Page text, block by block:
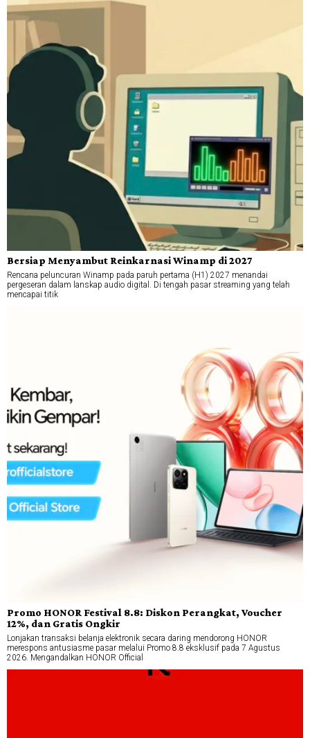
Bersiap Menyambut Reinkarnasi Winamp di 2027
Rencana peluncuran Winamp pada paruh pertama (H1) 2027 menandai
pergeseran dalam lanskap audio digital. Di tengah pasar streaming yang telah
mencapai titik
Promo HONOR Festival 8.8: Diskon Perangkat, Voucher
12%, dan Gratis Ongkir
Lonjakan transaksi belanja elektronik secara daring mendorong HONOR
merespons antusiasme pasar melalui Promo 8.8 eksklusif pada 7 Agustus
2026. Mengandalkan HONOR Official